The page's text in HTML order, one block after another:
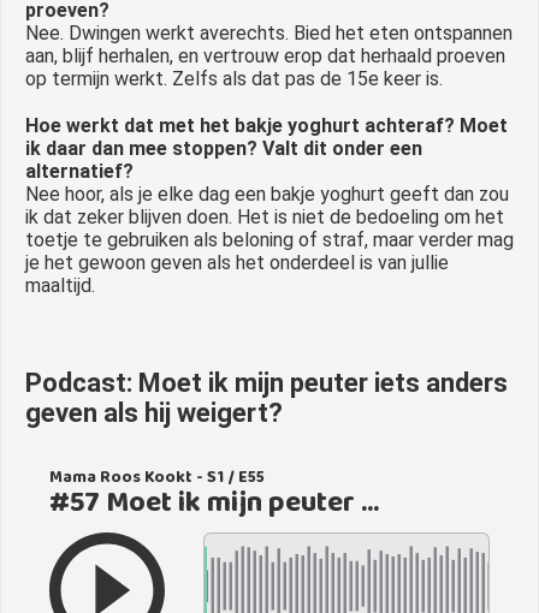
proeven?
Nee. Dwingen werkt averechts. Bied het eten ontspannen
aan, blijf herhalen, en vertrouw erop dat herhaald proeven
op termijn werkt. Zelfs als dat pas de 15e keer is.
Hoe werkt dat met het bakje yoghurt achteraf? Moet
ik daar dan mee stoppen? Valt dit onder een
alternatief?
Nee hoor, als je elke dag een bakje yoghurt geeft dan zou
ik dat zeker blijven doen. Het is niet de bedoeling om het
toetje te gebruiken als beloning of straf, maar verder mag
je het gewoon geven als het onderdeel is van jullie
maaltijd.
Podcast: Moet ik mijn peuter iets anders
geven als hij weigert?